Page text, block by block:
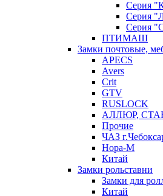
Серия
Серия
Серия
ПТИМАШ
Замки почтовые,
APECS
Avers
Crit
GTV
RUSLOCK
АЛЛЮР,
Прочие
ЧАЗ
Нора-М
Китай
Замки рольставни
Замки для
Китай